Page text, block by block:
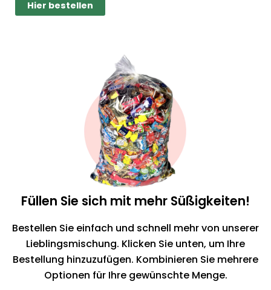
Hier bestellen
Füllen Sie sich mit mehr Süßigkeiten!
Bestellen Sie einfach und schnell mehr von unserer
Lieblingsmischung. Klicken Sie unten, um Ihre
Bestellung hinzuzufügen. Kombinieren Sie mehrere
Optionen für Ihre gewünschte Menge.